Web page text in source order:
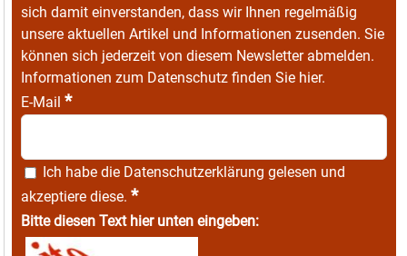
sich damit einverstanden, dass wir Ihnen regelmäßig
unsere aktuellen Artikel und Informationen zusenden. Sie
können sich jederzeit von diesem Newsletter abmelden.
Informationen zum Datenschutz finden Sie hier.
E-Mail *
Ich habe die Datenschutzerklärung gelesen und
akzeptiere diese. *
Bitte diesen Text hier unten eingeben: